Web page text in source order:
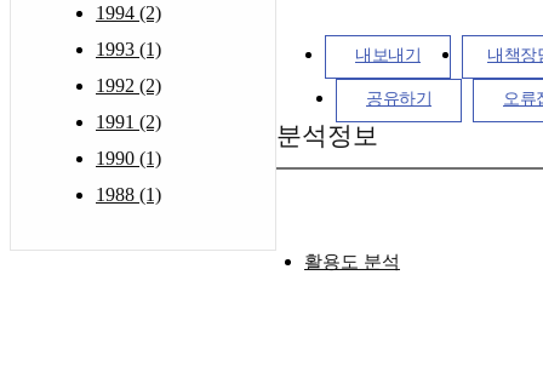
1994 (2)
1993 (1)
1992 (2)
1991 (2)
1990 (1)
1988 (1)
내보내기 내책장
공유하기 오류
분석정보
활용도 분석